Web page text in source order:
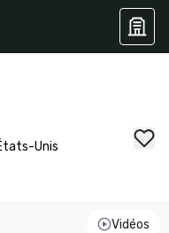
Unis
Vidéos